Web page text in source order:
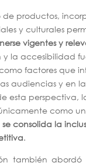
de productos,
y culturales
vigentes y
y la accesibilidad
factores que
audiencias y en
esta perspectiva,
como
se consolida la
.
también